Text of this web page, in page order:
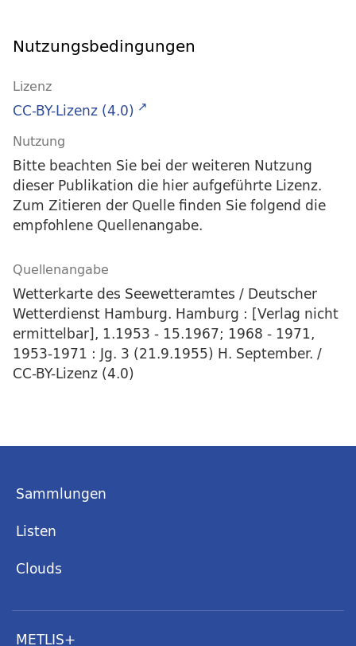
Nutzungsbedingungen
Lizenz
CC-BY-Lizenz (4.0)
Nutzung
Bitte beachten Sie bei der weiteren Nutzung
dieser Publikation die hier aufgeführte Lizenz.
Zum Zitieren der Quelle finden Sie folgend die
empfohlene Quellenangabe.
Quellenangabe
Wetterkarte des Seewetteramtes / Deutscher
Wetterdienst Hamburg. Hamburg : [Verlag nicht
ermittelbar], 1.1953 - 15.1967; 1968 - 1971,
1953-1971 : Jg. 3 (21.9.1955) H. September. /
CC-BY-Lizenz (4.0)
Sammlungen
Listen
Clouds
METLIS+